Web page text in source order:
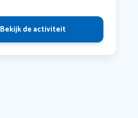
Bekijk de activiteit